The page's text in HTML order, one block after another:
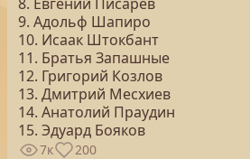
9. Адольф Шапиро
10. Исаак Штокбант
11. Братья Запашные
12. Григорий Козлов
13. Дмитрий Месхиев
14. Анатолий Праудин
15. Эдуард Бояков
7к 200